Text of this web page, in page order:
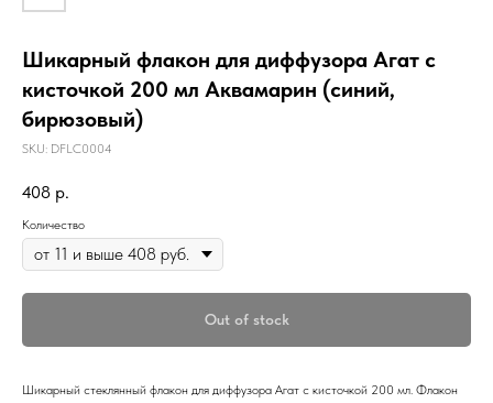
Шикарный флакон для диффузора Агат с
кисточкой 200 мл Аквамарин (синий,
бирюзовый)
SKU: DFLC0004
408 р.
Количество
Out of stock
Шикарный стеклянный флакон для диффузора Агат с кисточкой 200 мл. Флакон